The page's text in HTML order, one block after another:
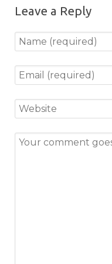
Leave a Reply